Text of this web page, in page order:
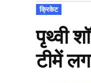
POSTED
IN
क्रिकेट
पृथ्वी
टीमें